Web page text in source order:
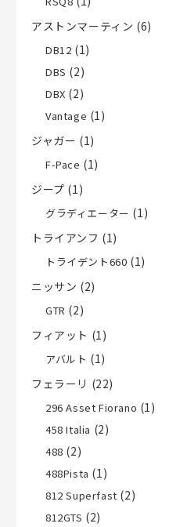
アストンマーティン (6)
DB12 (1)
DBS (2)
DBX (2)
Vantage (1)
ジャガー (1)
F-Pace (1)
ジープ (1)
グラディエーター (1)
トライアンフ (1)
トライデント660 (1)
ニッサン (2)
GTR (2)
フィアット (1)
アバルト (1)
フェラーリ (22)
296 Asset Fiorano (1)
458 Italia (2)
488 (2)
488Pista (1)
812 Superfast (2)
812GTS (2)